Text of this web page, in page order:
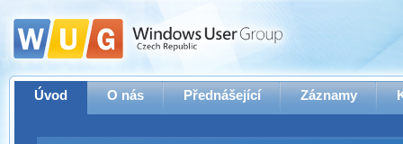
Úvod O nás Přednášející Záznamy